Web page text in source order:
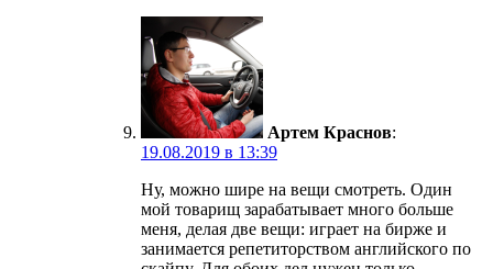
Артем Краснов:
19.08.2019 в 13:39
Ну, можно шире на вещи смотреть. Один
мой товарищ зарабатывает много больше
меня, делая две вещи: играет на бирже и
занимается репетиторством английского по